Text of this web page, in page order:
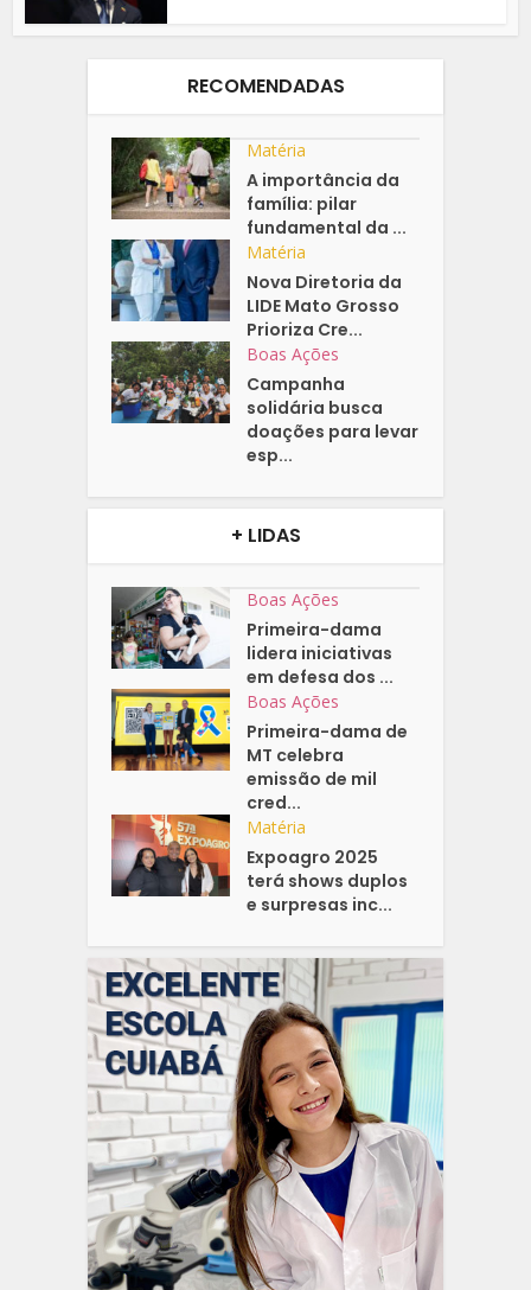
RECOMENDADAS
Matéria
A importância da
família: pilar
fundamental da ...
Matéria
Nova Diretoria da
LIDE Mato Grosso
Prioriza Cre...
Boas Ações
Campanha
solidária busca
doações para levar
esp...
+ LIDAS
Boas Ações
Primeira-dama
lidera iniciativas
em defesa dos ...
Boas Ações
Primeira-dama de
MT celebra
emissão de mil
cred...
Matéria
Expoagro 2025
terá shows duplos
e surpresas inc...